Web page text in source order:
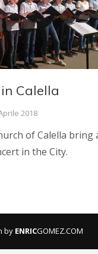
Calella
2018
of Calella bring
in the City.
by ENRICGOMEZ.COM